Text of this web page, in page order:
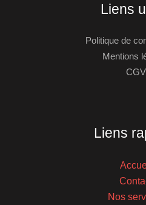
Liens
Politique de
Mentions
CGV
Liens
Nos